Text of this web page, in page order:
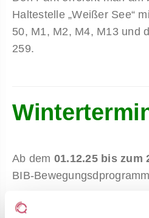
Haltestelle „Weißer See“
50, M1, M2, M4, M13 und
259.
Ab dem 01.12.25 bis zum
BIB-
Weihnachtspause der BIB-